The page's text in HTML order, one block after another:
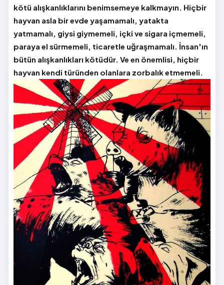
kötü alışkanlıklarını benimsemeye kalkmayın. Hiçbir
hayvan asla bir evde yaşamamalı, yatakta
yatmamalı, giysi giymemeli, içki ve sigara içmemeli,
paraya el sürmemeli, ticaretle uğraşmamalı. İnsan'ın
bütün alışkanlıkları kötüdür. Ve en önemlisi, hiçbir
hayvan kendi türünden olanlara zorbalık etmemeli.